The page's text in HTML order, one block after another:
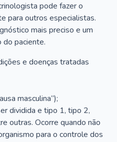
pode fazer o
para outros especialistas.
mais preciso e um
do paciente.
e doenças tratadas
masculina”);
dividida e tipo 1, tipo 2,
outras. Ocorre quando não
para o controle dos